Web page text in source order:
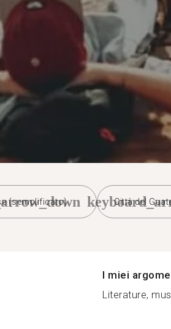
(semplificato) Città del
I miei
Literature,